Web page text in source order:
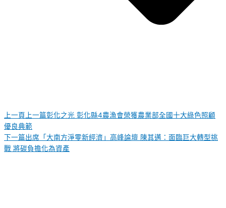
上一頁 上一篇彰化之光 彰化縣4農漁會榮獲農業部全國十大綠色照顧
優良典範
下一篇出席「大南方淨零新經濟」高峰論壇 陳其邁：面臨巨大轉型挑
戰 將碳負擔化為資產